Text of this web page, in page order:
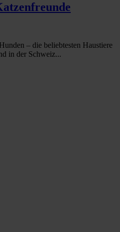
– die beliebtesten Haustiere
in der Schweiz...